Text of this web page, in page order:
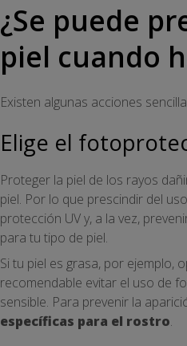
¿Se puede
piel cuando
Existen algunas acciones
Elige el
Proteger la piel de los rayos
piel. Por lo que prescindir del
protección UV y, a la vez,
para tu tipo de piel.
Si tu piel es grasa, por
recomendable evitar el uso de
sensible. Para prevenir la
específicas para el rostro.